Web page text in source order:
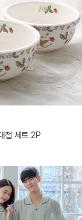
접 세트 2P